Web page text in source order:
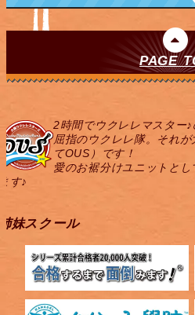
PAGE
2時間でウクレレマスター
屈指のウクレレ隊。それ
てOUS）です！
愛のお裾分けユニットと
す♪
妹スクール